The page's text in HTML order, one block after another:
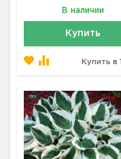
В наличии
Купить
Купить в